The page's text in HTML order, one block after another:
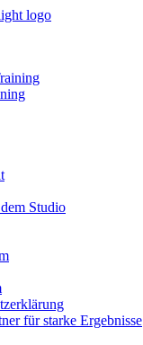
Studio
für starke Ergebnisse